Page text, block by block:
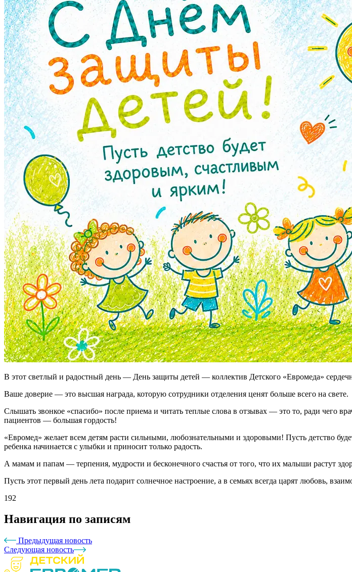
В этот светлый и радостный день — День защиты детей — коллектив Детского «Евромеда»
Ваше доверие — это высшая награда, которую сотрудники отделения ценят больше всего на свете.
Слышать звонкое «спасибо» после приема и читать теплые слова в отзывах — это то, ради чего
пациентов — большая гордость!
«Евромед» желает всем детям расти сильными, любознательными и здоровыми! Пусть детство
ребенка начинается с улыбки и приносит только радость.
А мамам и папам — терпения, мудрости и бесконечного счастья от того, что их малыши растут
Пусть этот первый день лета подарит солнечное настроение, а в семьях всегда царят любовь,
192
Навигация по записям
Предыдущая новость
Следующая новость